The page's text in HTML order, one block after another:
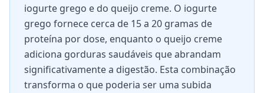
iogurte grego e do queijo creme. O iogurte
grego fornece cerca de 15 a 20 gramas de
proteína por dose, enquanto o queijo creme
adiciona gorduras saudáveis que abrandam
significativamente a digestão. Esta combinação
transforma o que poderia ser uma subida